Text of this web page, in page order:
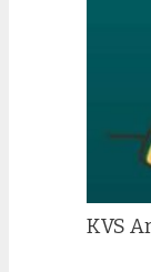
KVS